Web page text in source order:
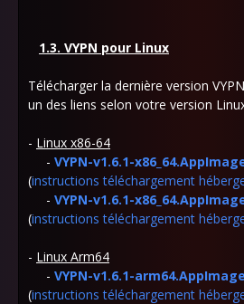
1.3. VYPN pour Linux
Télécharger la dernière version
un des liens selon votre version
- Linux x86-64
- VYPN-v1.6.1-
(instructions téléchargement
- VYPN-v1.6.1-
(instructions téléchargement
- Linux Arm64
- VYPN-v1.6.1-arm64.AppImage
(instructions téléchargement